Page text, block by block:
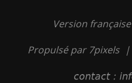
Version française
Propulsé par 7pixels |